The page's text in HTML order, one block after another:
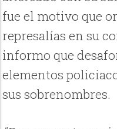
fue el motivo que
represalías en su
informo que
elementos
sus sobrenombres.